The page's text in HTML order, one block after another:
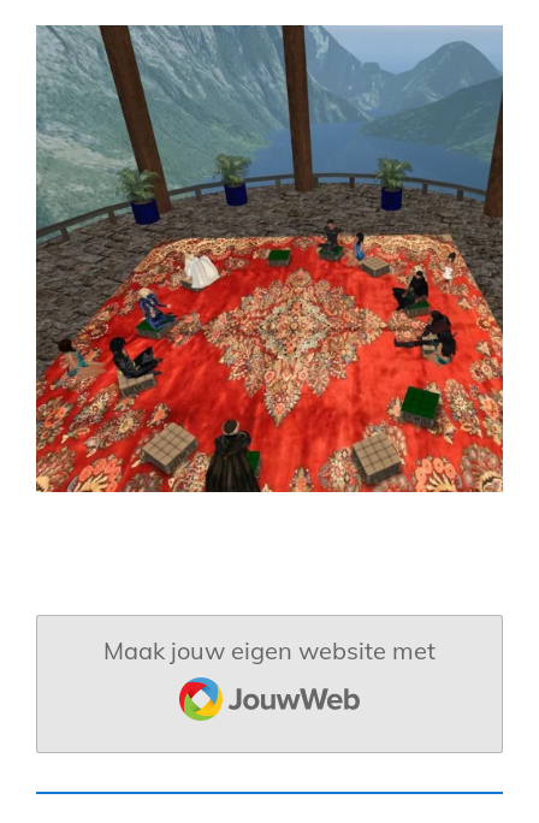
Maak jouw eigen website met
JouwWeb